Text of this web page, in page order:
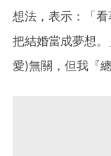
想法，表示：「
把結婚當成夢想
愛)無關，但我『